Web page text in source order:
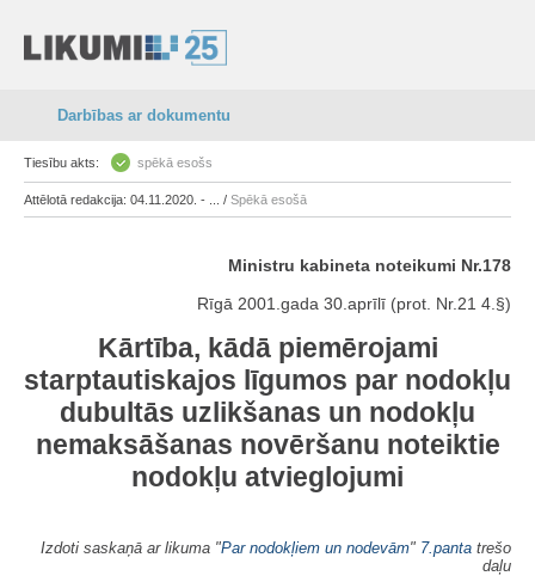
Darbības ar dokumentu
Tiesību akts: spēkā esošs
Attēlotā redakcija: 04.11.2020. - ... / Spēkā esošā
Ministru kabineta noteikumi Nr.178
Rīgā 2001.gada 30.aprīlī (prot. Nr.21 4.§)
Kārtība, kādā piemērojami
starptautiskajos līgumos par nodokļu
dubultās uzlikšanas un nodokļu
nemaksāšanas novēršanu noteiktie
nodokļu atvieglojumi
Izdoti saskaņā ar likuma "Par nodokļiem un nodevām" 7.panta trešo
daļu